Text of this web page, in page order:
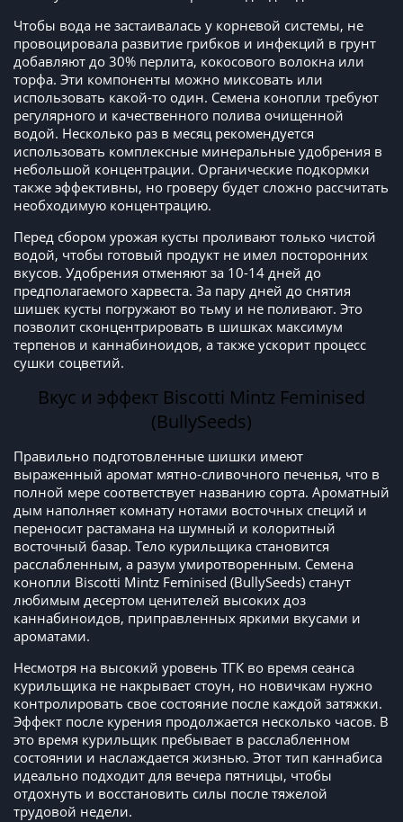
Чтобы вода не застаивалась у корневой системы, не
провоцировала развитие грибков и инфекций в грунт
добавляют до 30% перлита, кокосового волокна или
торфа. Эти компоненты можно миксовать или
использовать какой-то один. Семена конопли требуют
регулярного и качественного полива очищенной
водой. Несколько раз в месяц рекомендуется
использовать комплексные минеральные удобрения в
небольшой концентрации. Органические подкормки
также эффективны, но гроверу будет сложно рассчитать
необходимую концентрацию.
Перед сбором урожая кусты проливают только чистой
водой, чтобы готовый продукт не имел посторонних
вкусов. Удобрения отменяют за 10-14 дней до
предполагаемого харвеста. За пару дней до снятия
шишек кусты погружают во тьму и не поливают. Это
позволит сконцентрировать в шишках максимум
терпенов и каннабиноидов, а также ускорит процесс
сушки соцветий.
Вкус и эффект Biscotti Mintz Feminised
(BullySeeds)
Правильно подготовленные шишки имеют
выраженный аромат мятно-сливочного печенья, что в
полной мере соответствует названию сорта. Ароматный
дым наполняет комнату нотами восточных специй и
переносит растамана на шумный и колоритный
восточный базар. Тело курильщика становится
расслабленным, а разум умиротворенным. Семена
конопли Biscotti Mintz Feminised (BullySeeds) станут
любимым десертом ценителей высоких доз
каннабиноидов, приправленных яркими вкусами и
ароматами.
Несмотря на высокий уровень ТГК во время сеанса
курильщика не накрывает стоун, но новичкам нужно
контролировать свое состояние после каждой затяжки.
Эффект после курения продолжается несколько часов. В
это время курильщик пребывает в расслабленном
состоянии и наслаждается жизнью. Этот тип каннабиса
идеально подходит для вечера пятницы, чтобы
отдохнуть и восстановить силы после тяжелой
трудовой недели.